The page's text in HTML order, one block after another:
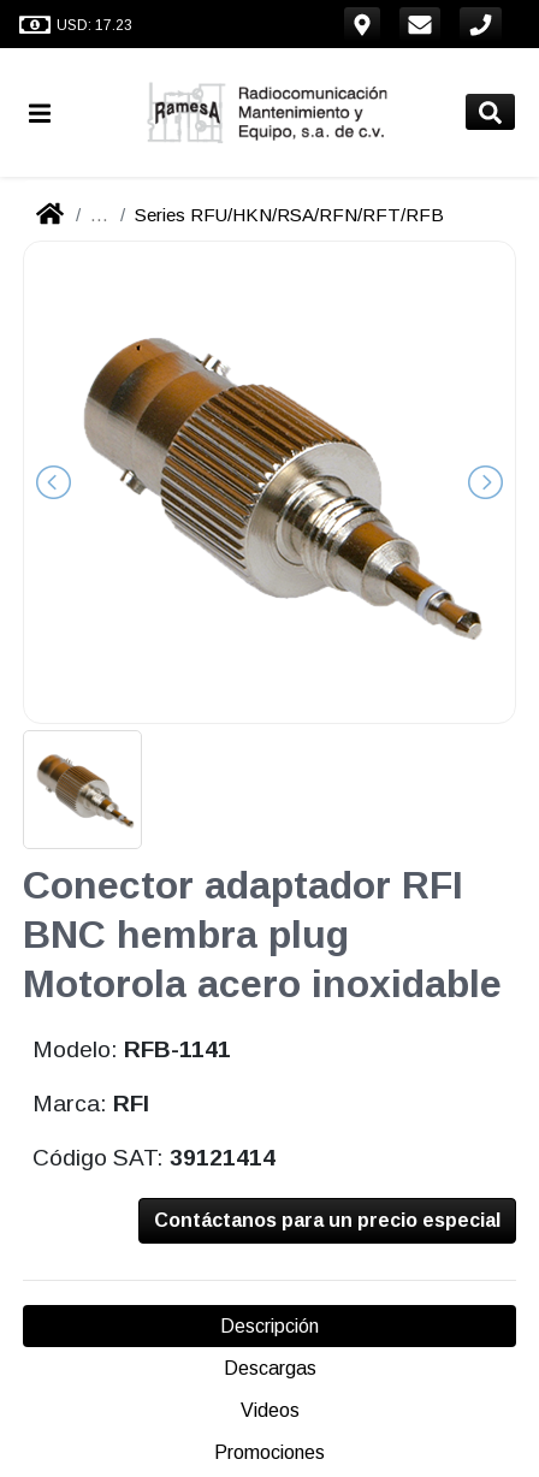
USD: 17.23
... Series RFU/HKN/RSA/RFN/RFT/RFB
Conector adaptador RFI
BNC hembra plug
Motorola acero inoxidable
Modelo: RFB-1141
Marca: RFI
Código SAT:39121414
Contáctanos para un precio especial
Descripción
Descargas
Videos
Promociones